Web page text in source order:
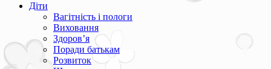
Діти
Вагітність і пологи
Виховання
Здоров’я
Поради батькам
Розвиток